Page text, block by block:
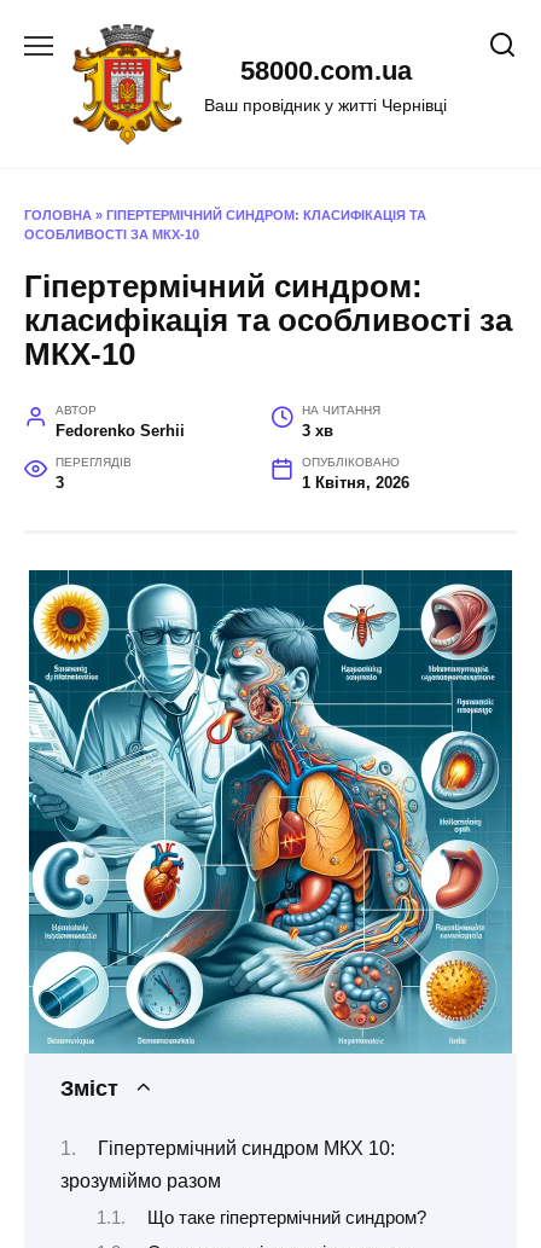
58000.com.ua
Ваш провідник у житті Чернівці
ГОЛОВНА » ГІПЕРТЕРМІЧНИЙ СИНДРОМ: КЛАСИФІКАЦІЯ ТА
ОСОБЛИВОСТІ ЗА МКХ-10
Гіпертермічний синдром:
класифікація та особливості за
МКХ-10
АВТОР
Fedorenko Serhii
НА ЧИТАННЯ
3 хв
ПЕРЕГЛЯДІВ
3
ОПУБЛІКОВАНО
1 Квітня, 2026
Зміст
Гіпертермічний синдром МКХ 10:
зрозуміймо разом
Що таке гіпертермічний синдром?